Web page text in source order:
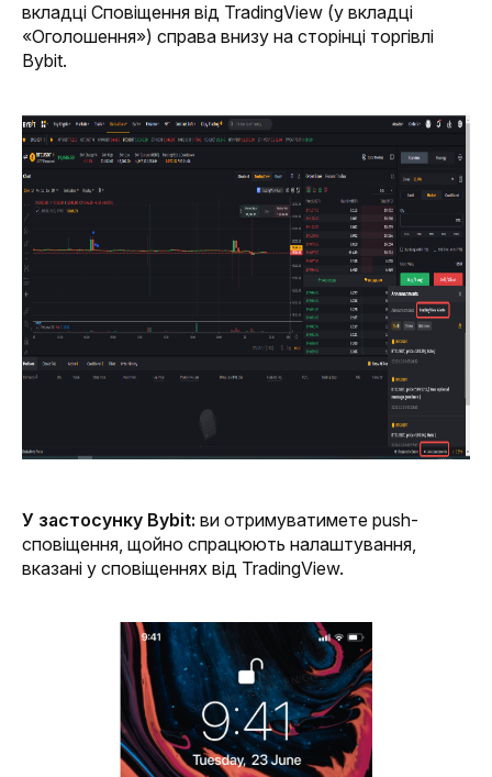
вкладці Сповіщення від TradingView (у вкладці
«Оголошення») справа внизу на сторінці торгівлі
Bybit.
У застосунку Bybit: ви отримуватимете push-
сповіщення, щойно спрацюють налаштування,
вказані у сповіщеннях від TradingView.